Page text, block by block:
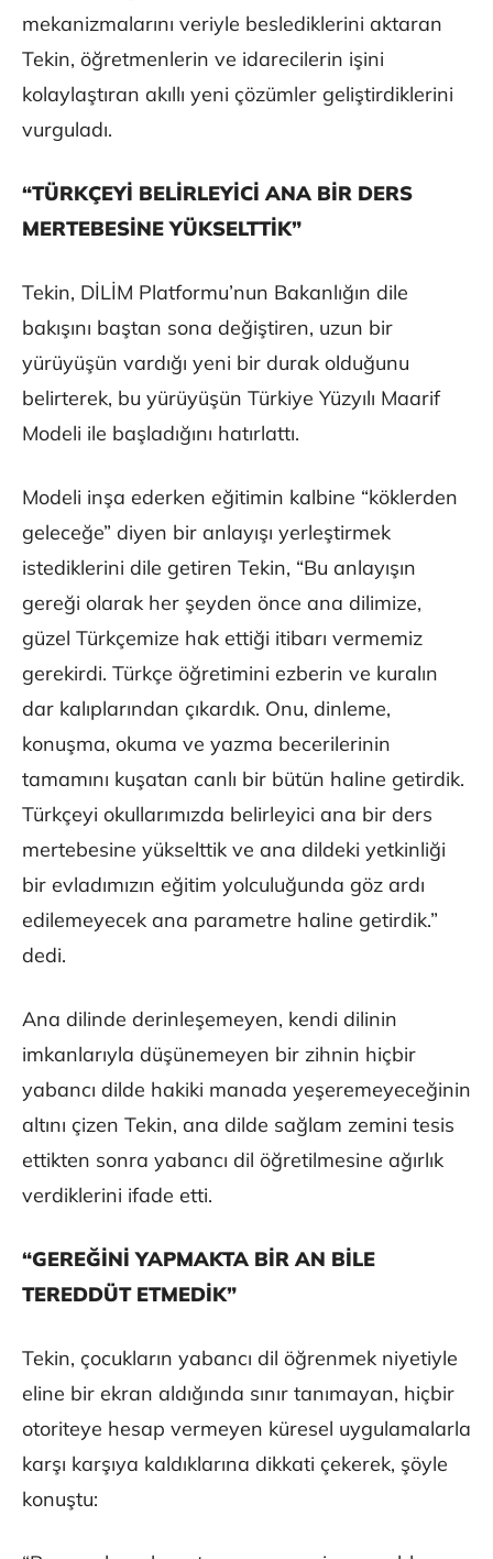
mekanizmalarını veriyle beslediklerini aktaran
Tekin, öğretmenlerin ve idarecilerin işini
kolaylaştıran akıllı yeni çözümler geliştirdiklerini
vurguladı.
“TÜRKÇEYİ BELİRLEYİCİ ANA BİR DERS
MERTEBESİNE YÜKSELTTİK”
Tekin, DİLİM Platformu’nun Bakanlığın dile
bakışını baştan sona değiştiren, uzun bir
yürüyüşün vardığı yeni bir durak olduğunu
belirterek, bu yürüyüşün Türkiye Yüzyılı Maarif
Modeli ile başladığını hatırlattı.
Modeli inşa ederken eğitimin kalbine “köklerden
geleceğe” diyen bir anlayışı yerleştirmek
istediklerini dile getiren Tekin, “Bu anlayışın
gereği olarak her şeyden önce ana dilimize,
güzel Türkçemize hak ettiği itibarı vermemiz
gerekirdi. Türkçe öğretimini ezberin ve kuralın
dar kalıplarından çıkardık. Onu, dinleme,
konuşma, okuma ve yazma becerilerinin
tamamını kuşatan canlı bir bütün haline getirdik.
Türkçeyi okullarımızda belirleyici ana bir ders
mertebesine yükselttik ve ana dildeki yetkinliği
bir evladımızın eğitim yolculuğunda göz ardı
edilemeyecek ana parametre haline getirdik.”
dedi.
Ana dilinde derinleşemeyen, kendi dilinin
imkanlarıyla düşünemeyen bir zihnin hiçbir
yabancı dilde hakiki manada yeşeremeyeceğinin
altını çizen Tekin, ana dilde sağlam zemini tesis
ettikten sonra yabancı dil öğretilmesine ağırlık
verdiklerini ifade etti.
“GEREĞİNİ YAPMAKTA BİR AN BİLE
TEREDDÜT ETMEDİK”
Tekin, çocukların yabancı dil öğrenmek niyetiyle
eline bir ekran aldığında sınır tanımayan, hiçbir
otoriteye hesap vermeyen küresel uygulamalarla
karşı karşıya kaldıklarına dikkati çekerek, şöyle
konuştu: